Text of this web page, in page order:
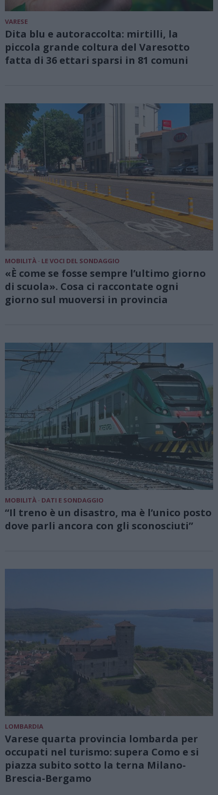
VARESE
Dita blu e autoraccolta: mirtilli, la
piccola grande coltura del Varesotto
fatta di 36 ettari sparsi in 81 comuni
MOBILITÀ · LE VOCI DEL SONDAGGIO
«È come se fosse sempre l’ultimo giorno
di scuola». Cosa ci raccontate ogni
giorno sul muoversi in provincia
MOBILITÀ · DATI E SONDAGGIO
“Il treno è un disastro, ma è l’unico posto
dove parli ancora con gli sconosciuti”
LOMBARDIA
Varese quarta provincia lombarda per
occupati nel turismo: supera Como e si
piazza subito sotto la terna Milano-
Brescia-Bergamo